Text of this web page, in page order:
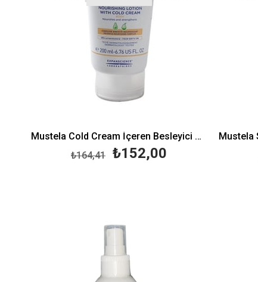
Mustela Cold Cream İçeren Besleyici Vücut Losyonu 200 ml
₺152,00
₺164,41